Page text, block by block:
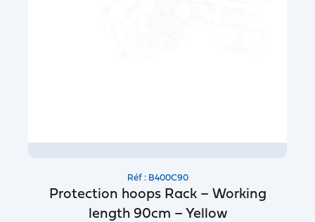
Réf : B400C90
Protection hoops Rack – Working
length 90cm – Yellow